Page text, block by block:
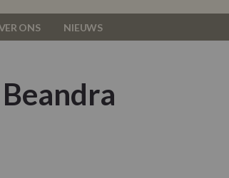
ONS NIEUWS